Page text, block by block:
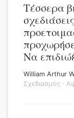
Τέσσερα
Να
William Arthur
Σχεδιασμός ·